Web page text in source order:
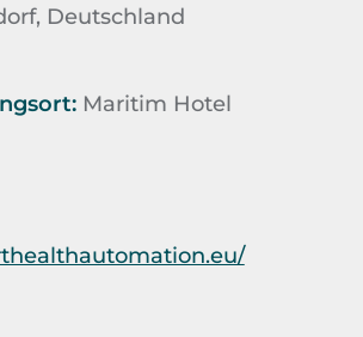
Deutschland
Maritim Hotel